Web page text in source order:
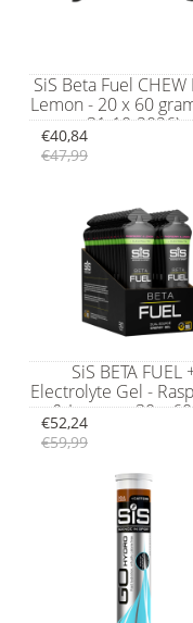
SiS Beta Fuel CHEW
Lemon - 20 x 60
31-10-2026)
€40,84
€47,99
SiS BETA FUEL
Electrolyte Gel -
& Lemon - 30 x
€52,24
€59,99